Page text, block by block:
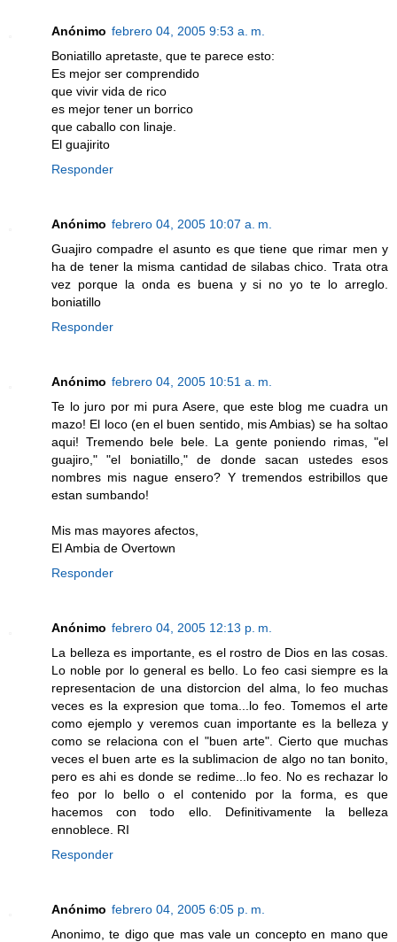
Anónimo febrero 04, 2005 9:53 a. m.
Boniatillo apretaste, que te parece esto:
Es mejor ser comprendido
que vivir vida de rico
es mejor tener un borrico
que caballo con linaje.
El guajirito
Responder
Anónimo febrero 04, 2005 10:07 a. m.
Guajiro compadre el asunto es que tiene que rimar men y
ha de tener la misma cantidad de silabas chico. Trata otra
vez porque la onda es buena y si no yo te lo arreglo.
boniatillo
Responder
Anónimo febrero 04, 2005 10:51 a. m.
Te lo juro por mi pura Asere, que este blog me cuadra un
mazo! El loco (en el buen sentido, mis Ambias) se ha soltao
aqui! Tremendo bele bele. La gente poniendo rimas, "el
guajiro," "el boniatillo," de donde sacan ustedes esos
nombres mis nague ensero? Y tremendos estribillos que
estan sumbando!
Mis mas mayores afectos,
El Ambia de Overtown
Responder
Anónimo febrero 04, 2005 12:13 p. m.
La belleza es importante, es el rostro de Dios en las cosas.
Lo noble por lo general es bello. Lo feo casi siempre es la
representacion de una distorcion del alma, lo feo muchas
veces es la expresion que toma...lo feo. Tomemos el arte
como ejemplo y veremos cuan importante es la belleza y
como se relaciona con el "buen arte". Cierto que muchas
veces el buen arte es la sublimacion de algo no tan bonito,
pero es ahi es donde se redime...lo feo. No es rechazar lo
feo por lo bello o el contenido por la forma, es que
hacemos con todo ello. Definitivamente la belleza
ennoblece. RI
Responder
Anónimo febrero 04, 2005 6:05 p. m.
Anonimo, te digo que mas vale un concepto en mano que